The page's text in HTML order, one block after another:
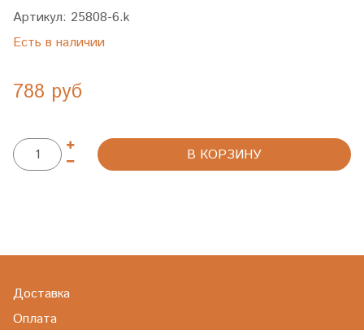
Артикул: 25808-6.k
Есть в наличии
788 руб
В КОРЗИНУ
Доставка
Оплата